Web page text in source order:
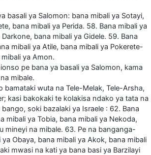
basali ya Salomon: bana mibali ya Sotayi,
bana mibali ya Perida. 58. Bana mibali ya
bana mibali ya Gidele. 59. Bana
mibali ya Atile, bana mibali ya Pokerete-
ya Amon.
pe bana ya basali ya Salomon, kama
mibale.
bamataki wuta na Tele-Melak, Tele-Arsha,
kasi bakokaki te kolakisa ndako ya tata na
soki bazalaki ya Israele : 62. Bana
mibali ya Tobia, bana mibali ya Nekoda,
mineyi na mibale. 63. Pe na banganga-
Obaya, bana mibali ya Akok, bana mibali
mwasi na kati ya bana basi ya Barzilayi